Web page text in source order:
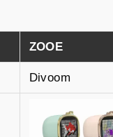
ZOOE
Divoom